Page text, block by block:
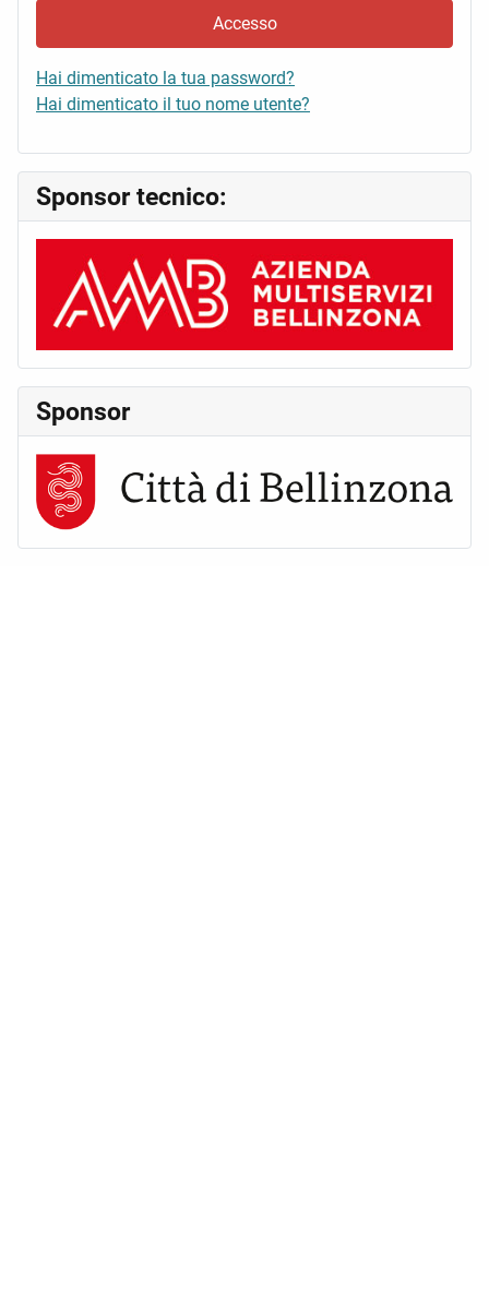
Accesso
Hai dimenticato la tua password?
Hai dimenticato il tuo nome utente?
Sponsor tecnico:
Sponsor